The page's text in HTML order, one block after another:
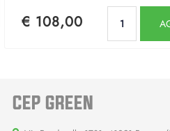
€ 108,00
CEP GREEN